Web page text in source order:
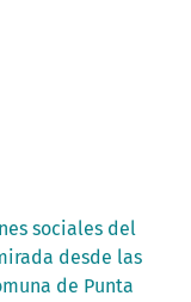
sociales del
desde las
de Punta